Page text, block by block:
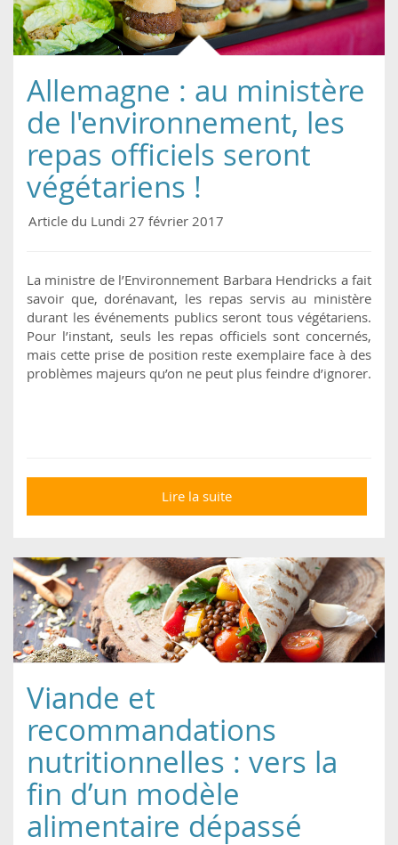
Allemagne : au ministère
de l'environnement, les
repas officiels seront
végétariens !
Article du Lundi 27 février 2017
La ministre de l’Environnement Barbara Hendricks a fait
savoir que, dorénavant, les repas servis au ministère
durant les événements publics seront tous végétariens.
Pour l’instant, seuls les repas officiels sont concernés,
mais cette prise de position reste exemplaire face à des
problèmes majeurs qu’on ne peut plus feindre d’ignorer.
Lire la suite
ministère de
végétariens !
Viande et
recommandations
nutritionnelles : vers la
fin d’un modèle
alimentaire dépassé